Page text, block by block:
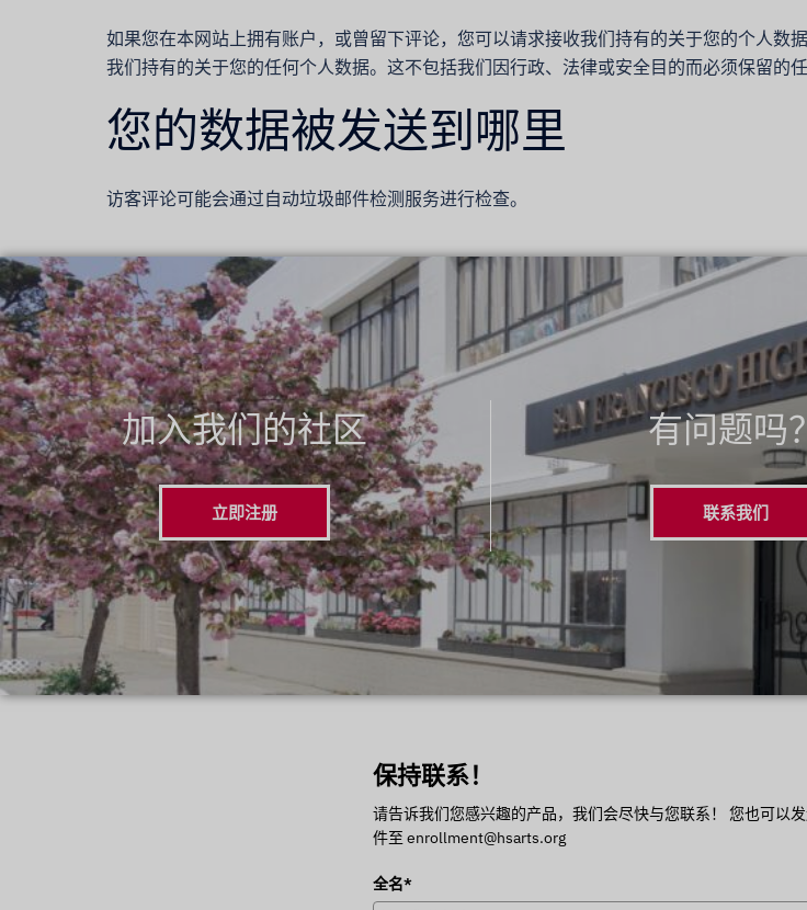
如果您在本网站上拥有账户，或曾留下评论，您可以请求接收我们持有的关于您的个人
我们持有的关于您的任何个人数据。这不包括我们因行政、法律或安全目的而必须保留的任
您的数据被发送到哪里
访客评论可能会通过自动垃圾邮件检测服务进行检查。
加入我们的社区
立即注册
有问题吗？
联系我们
保持联系！
请告诉我们您感兴趣的产品，我们会尽快与您联系！ 您也可以
件至 enrollment@hsarts.org
全名*